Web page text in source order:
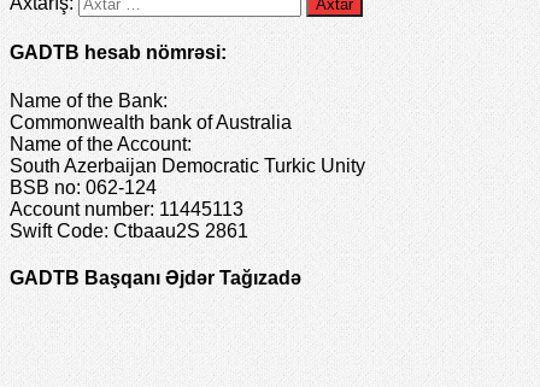
GADTB hesab nömrəsi:
Name of the Bank:
Commonwealth bank of Australia
Name of the Account:
South Azerbaijan Democratic Turkic Unity
BSB no: 062-124
Account number: 11445113
Swift Code: Ctbaau2S 2861
GADTB Başqanı Əjdər Tağızadə